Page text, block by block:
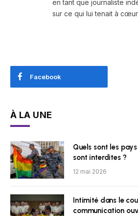
en tant que journaliste
sur ce qui lui tenait à cœur
Facebook
À LA UNE
Quels sont les
sont interdites ?
12 mai 2026
Intimité dans le
communication